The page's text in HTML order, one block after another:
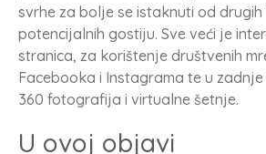
svrhe za bolje se istaknuti od
potencijalnih gostiju. Sve veći je
stranica, za korištenje društvenih
Facebooka i Instagrama te u
360 fotografija i virtualne šetnje.
U ovoj objavi